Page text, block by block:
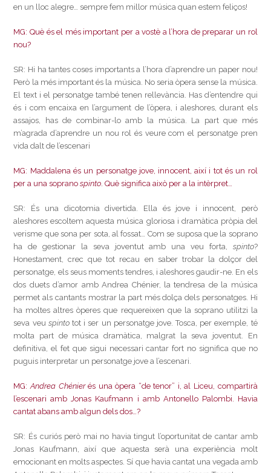
en un lloc alegre… sempre fem millor música quan estem feliços!
MG: Què és el més important per a vostè a l’hora de preparar un rol
nou?
SR: Hi ha tantes coses importants a l’hora d’aprendre un paper nou!
Però la més important és la música. No seria òpera sense la música.
El text i el personatge també tenen rellevància. Has d’entendre qui
és i com encaixa en l’argument de l’òpera, i aleshores, durant els
assajos, has de combinar-lo amb la música. La part que més
m’agrada d’aprendre un nou rol és veure com el personatge pren
vida dalt de l’escenari
MG: Maddalena és un personatge jove, innocent, així i tot és un rol
per a una sopranospinto. Què significa això per a la intèrpret…
SR: És una dicotomia divertida. Ella és jove i innocent, però
aleshores escoltem aquesta música gloriosa i dramàtica pròpia del
verisme que sona per sota, al fossat… Com se suposa que la soprano
ha de gestionar la seva joventut amb una veu forta, spinto?
Honestament, crec que tot recau en saber trobar la dolçor del
personatge, els seus moments tendres, i aleshores gaudir-ne. En els
dos duets d’amor amb Andrea Chénier, la tendresa de la música
permet als cantants mostrar la part més dolça dels personatges. Hi
ha moltes altres òperes que requereixen que la soprano utilitzi la
seva veu spintotot i ser un personatge jove. Tosca, per exemple, té
molta part de música dramàtica, malgrat la seva joventut. En
definitiva, el fet que sigui necessari cantar fort no significa que no
puguis interpretar un personatge jove a l’escenari.
MG:Andrea Chénierés una òpera “de tenor” i, al Liceu, compartirà
l’escenari amb Jonas Kaufmann i amb Antonello Palombi. Havia
cantat abans amb algun dels dos…?
SR: És curiós però mai no havia tingut l’oportunitat de cantar amb
Jonas Kaufmann, així que aquesta serà una experiència molt
emocionant en molts aspectes. Sí que havia cantat una vegada amb